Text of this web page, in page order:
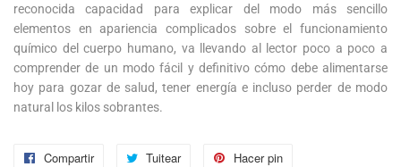
reconocida capacidad para explicar del modo más sencillo
elementos en apariencia complicados sobre el funcionamiento
químico del cuerpo humano, va llevando al lector poco a poco a
comprender de un modo fácil y definitivo cómo debe alimentarse
hoy para gozar de salud, tener energía e incluso perder de modo
natural los kilos sobrantes.
Compartir
CompartirTuitear
Tuitear Hacer pin